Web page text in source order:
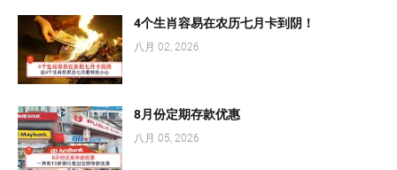
4个生肖容易在农历七月卡到阴！
八月 02, 2026
8月份定期存款优惠
八月 05, 2026